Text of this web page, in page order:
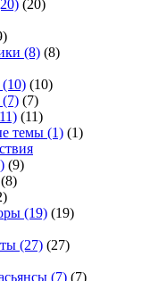
(20)
(8) (8)
(10) (10)
(7) (7)
(11)
темы (1) (1)
(9)
(8)
(19) (19)
(27) (27)
(7) (7)